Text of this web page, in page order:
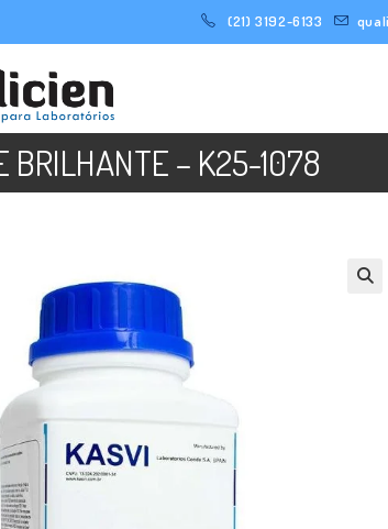
(21) 3192-6133
BRILHANTE – K25-1078